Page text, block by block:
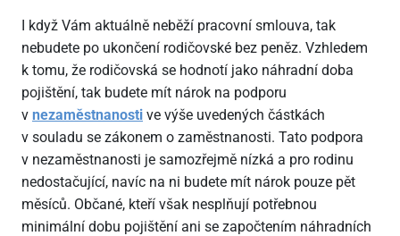
I když Vám aktuálně neběží pracovní smlouva, tak
nebudete po ukončení rodičovské bez peněz. Vzhledem
k tomu, že rodičovská se hodnotí jako náhradní doba
pojištění, tak budete mít nárok na podporu
v nezaměstnanosti ve výše uvedených částkách
v souladu se zákonem o zaměstnanosti. Tato podpora
v nezaměstnanosti je samozřejmě nízká a pro rodinu
nedostačující, navíc na ni budete mít nárok pouze pět
měsíců. Občané, kteří však nesplňují potřebnou
minimální dobu pojištění ani se započtením náhradních